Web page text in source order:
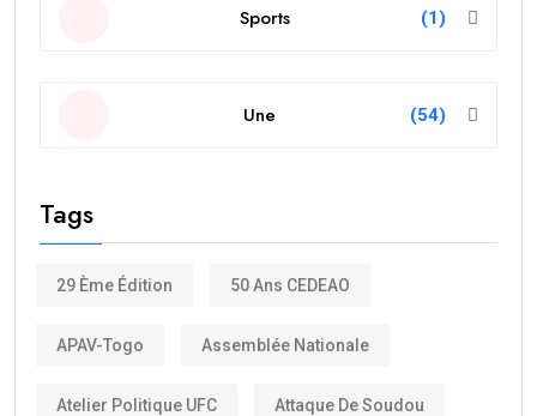
Sports (1)
Une (54)
Tags
29 Ème Édition 50 Ans CEDEAO
APAV-Togo Assemblée Nationale
Atelier Politique UFC Attaque De Soudou